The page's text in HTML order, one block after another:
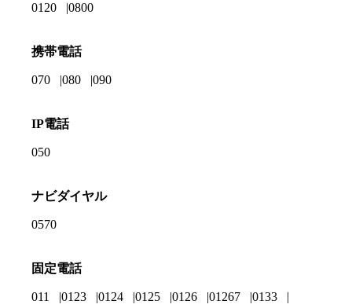
0120 0800
携帯電話
070 080 090
IP電話
050
ナビダイヤル
0570
固定電話
011 0123 0124 0125 0126 01267
0133